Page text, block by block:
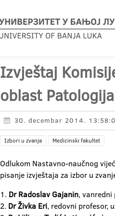
Izvještaj
oblast Patologija
30. decembar 2014.
Izbori u zvanja Medicinski fakultet
Odlukom Nastavno-naučnog
pisanje izvještaja za izbor u
1. Dr Radoslav Gajanin,
2. Dr Živka Eri, redovni profesor,